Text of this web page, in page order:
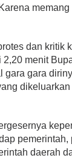
dan kritik
menit
gara
daerah